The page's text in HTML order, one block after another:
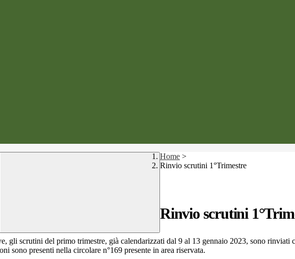
Home >
Rinvio scrutini 1°Trimestre
Rinvio scrutini
gli scrutini del primo trimestre, già calendarizzati dal 9 al 13 gennaio 2023, sono rinviati
sono presenti nella circolare n°169 presente in area riservata.